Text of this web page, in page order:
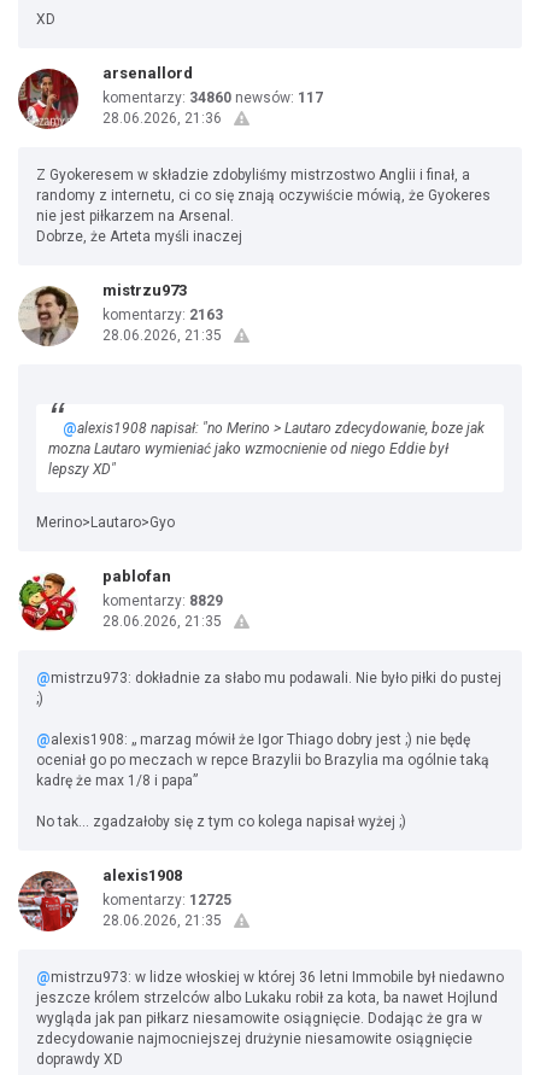
XD
arsenallord
komentarzy: 34860 newsów: 117
28.06.2026, 21:36
Z Gyokeresem w składzie zdobyliśmy mistrzostwo Anglii i finał, a
randomy z internetu, ci co się znają oczywiście mówią, że Gyokeres
nie jest piłkarzem na Arsenal.
Dobrze, że Arteta myśli inaczej
mistrzu973
komentarzy: 2163
28.06.2026, 21:35
@alexis1908 napisał: "no Merino > Lautaro zdecydowanie, boze jak
mozna Lautaro wymieniać jako wzmocnienie od niego Eddie był
lepszy XD"
Merino>Lautaro>Gyo
pablofan
komentarzy: 8829
28.06.2026, 21:35
@mistrzu973: dokładnie za słabo mu podawali. Nie było piłki do pustej
;)
@alexis1908: „ marzag mówił że Igor Thiago dobry jest ;) nie będę
oceniał go po meczach w repce Brazylii bo Brazylia ma ogólnie taką
kadrę że max 1/8 i papa”
No tak… zgadzałoby się z tym co kolega napisał wyżej ;)
alexis1908
komentarzy: 12725
28.06.2026, 21:35
@mistrzu973: w lidze włoskiej w której 36 letni Immobile był niedawno
jeszcze królem strzelców albo Lukaku robił za kota, ba nawet Hojlund
wygląda jak pan piłkarz niesamowite osiągnięcie. Dodając że gra w
zdecydowanie najmocniejszej drużynie niesamowite osiągnięcie
doprawdy XD